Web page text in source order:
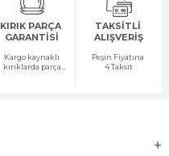
KIRIK PARÇA
GARANTİSİ
Kargo kaynaklı
kırıklarda parça
TAKSİTLİ
ALIŞVERİŞ
Peşin Fiyatına
4 Taksit